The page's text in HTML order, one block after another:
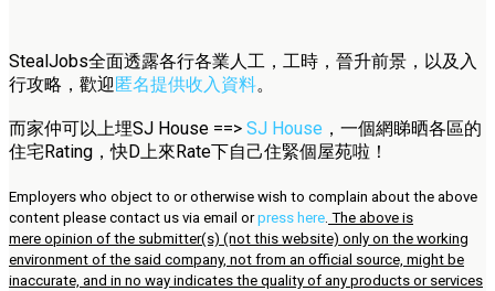
StealJobs全面透露各行各業人工，工時，晉升前景，以及入
行攻略，歡迎匿名提供收入資料。
而家仲可以上埋SJ House ==> SJ House ，一個網睇晒各區的
住宅Rating，快D上來Rate下自己住緊個屋苑啦！
Employers who object to or otherwise wish to complain about the above
content please contact us via email orpress here The above is
mere opinion of the submitter(s) (not this website) only on the working
environment of the said company, not from an official source, might be
inaccurate, and in no way indicates the quality of any products or services